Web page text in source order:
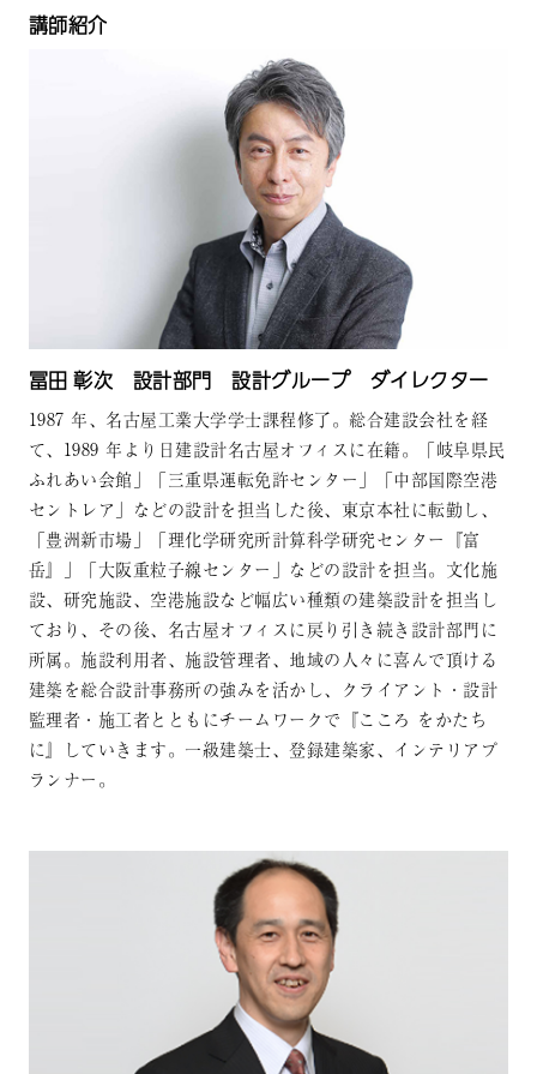
講師紹介
冨田 彰次 設計部門 設計グループ ダイレクター
1987 年、名古屋工業大学学士課程修了。総合建設会社を経
て、1989 年より日建設計名古屋オフィスに在籍。「岐阜県民
ふれあい会館」「三重県運転免許センター」「中部国際空港
セントレア」などの設計を担当した後、東京本社に転勤し、
「豊洲新市場」「理化学研究所計算科学研究センター『富
岳』」「大阪重粒子線センター」などの設計を担当。文化施
設、研究施設、空港施設など幅広い種類の建築設計を担当し
ており、その後、名古屋オフィスに戻り引き続き設計部門に
所属。施設利用者、施設管理者、地域の人々に喜んで頂ける
建築を総合設計事務所の強みを活かし、クライアント・設計
監理者・施工者とともにチームワークで『こころ をかたち
に』していきます。一級建築士、登録建築家、インテリアプ
ランナー。